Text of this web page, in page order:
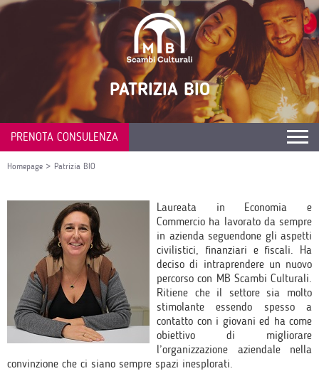
PATRIZIA BIO
PRENOTA CONSULENZA
Homepage > Patrizia BIO
Laureata in Economia e
Commercio ha lavorato da sempre
in azienda seguendone gli aspetti
civilistici, finanziari e fiscali. Ha
deciso di intraprendere un nuovo
percorso con MB Scambi Culturali.
Ritiene che il settore sia molto
stimolante essendo spesso a
contatto con i giovani ed ha come
obiettivo di migliorare
l’organizzazione aziendale nella
convinzione che ci siano sempre spazi inesplorati.